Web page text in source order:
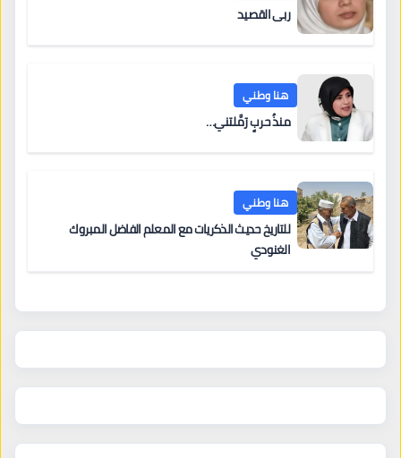
ربى القصيد
هنا وطني
منذُ حربٍ رَمَّلتني…
هنا وطني
للتاريخ حديث الذكريات مع المعلم الفاضل المبروك
الغنودي